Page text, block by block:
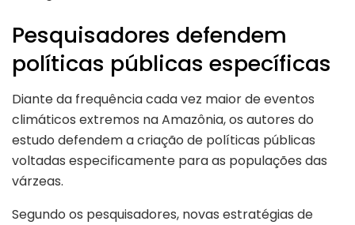
Pesquisadores defendem
políticas públicas específicas
Diante da frequência cada vez maior de eventos
climáticos extremos na Amazônia, os autores do
estudo defendem a criação de políticas públicas
voltadas especificamente para as populações das
várzeas.
Segundo os pesquisadores, novas estratégias de